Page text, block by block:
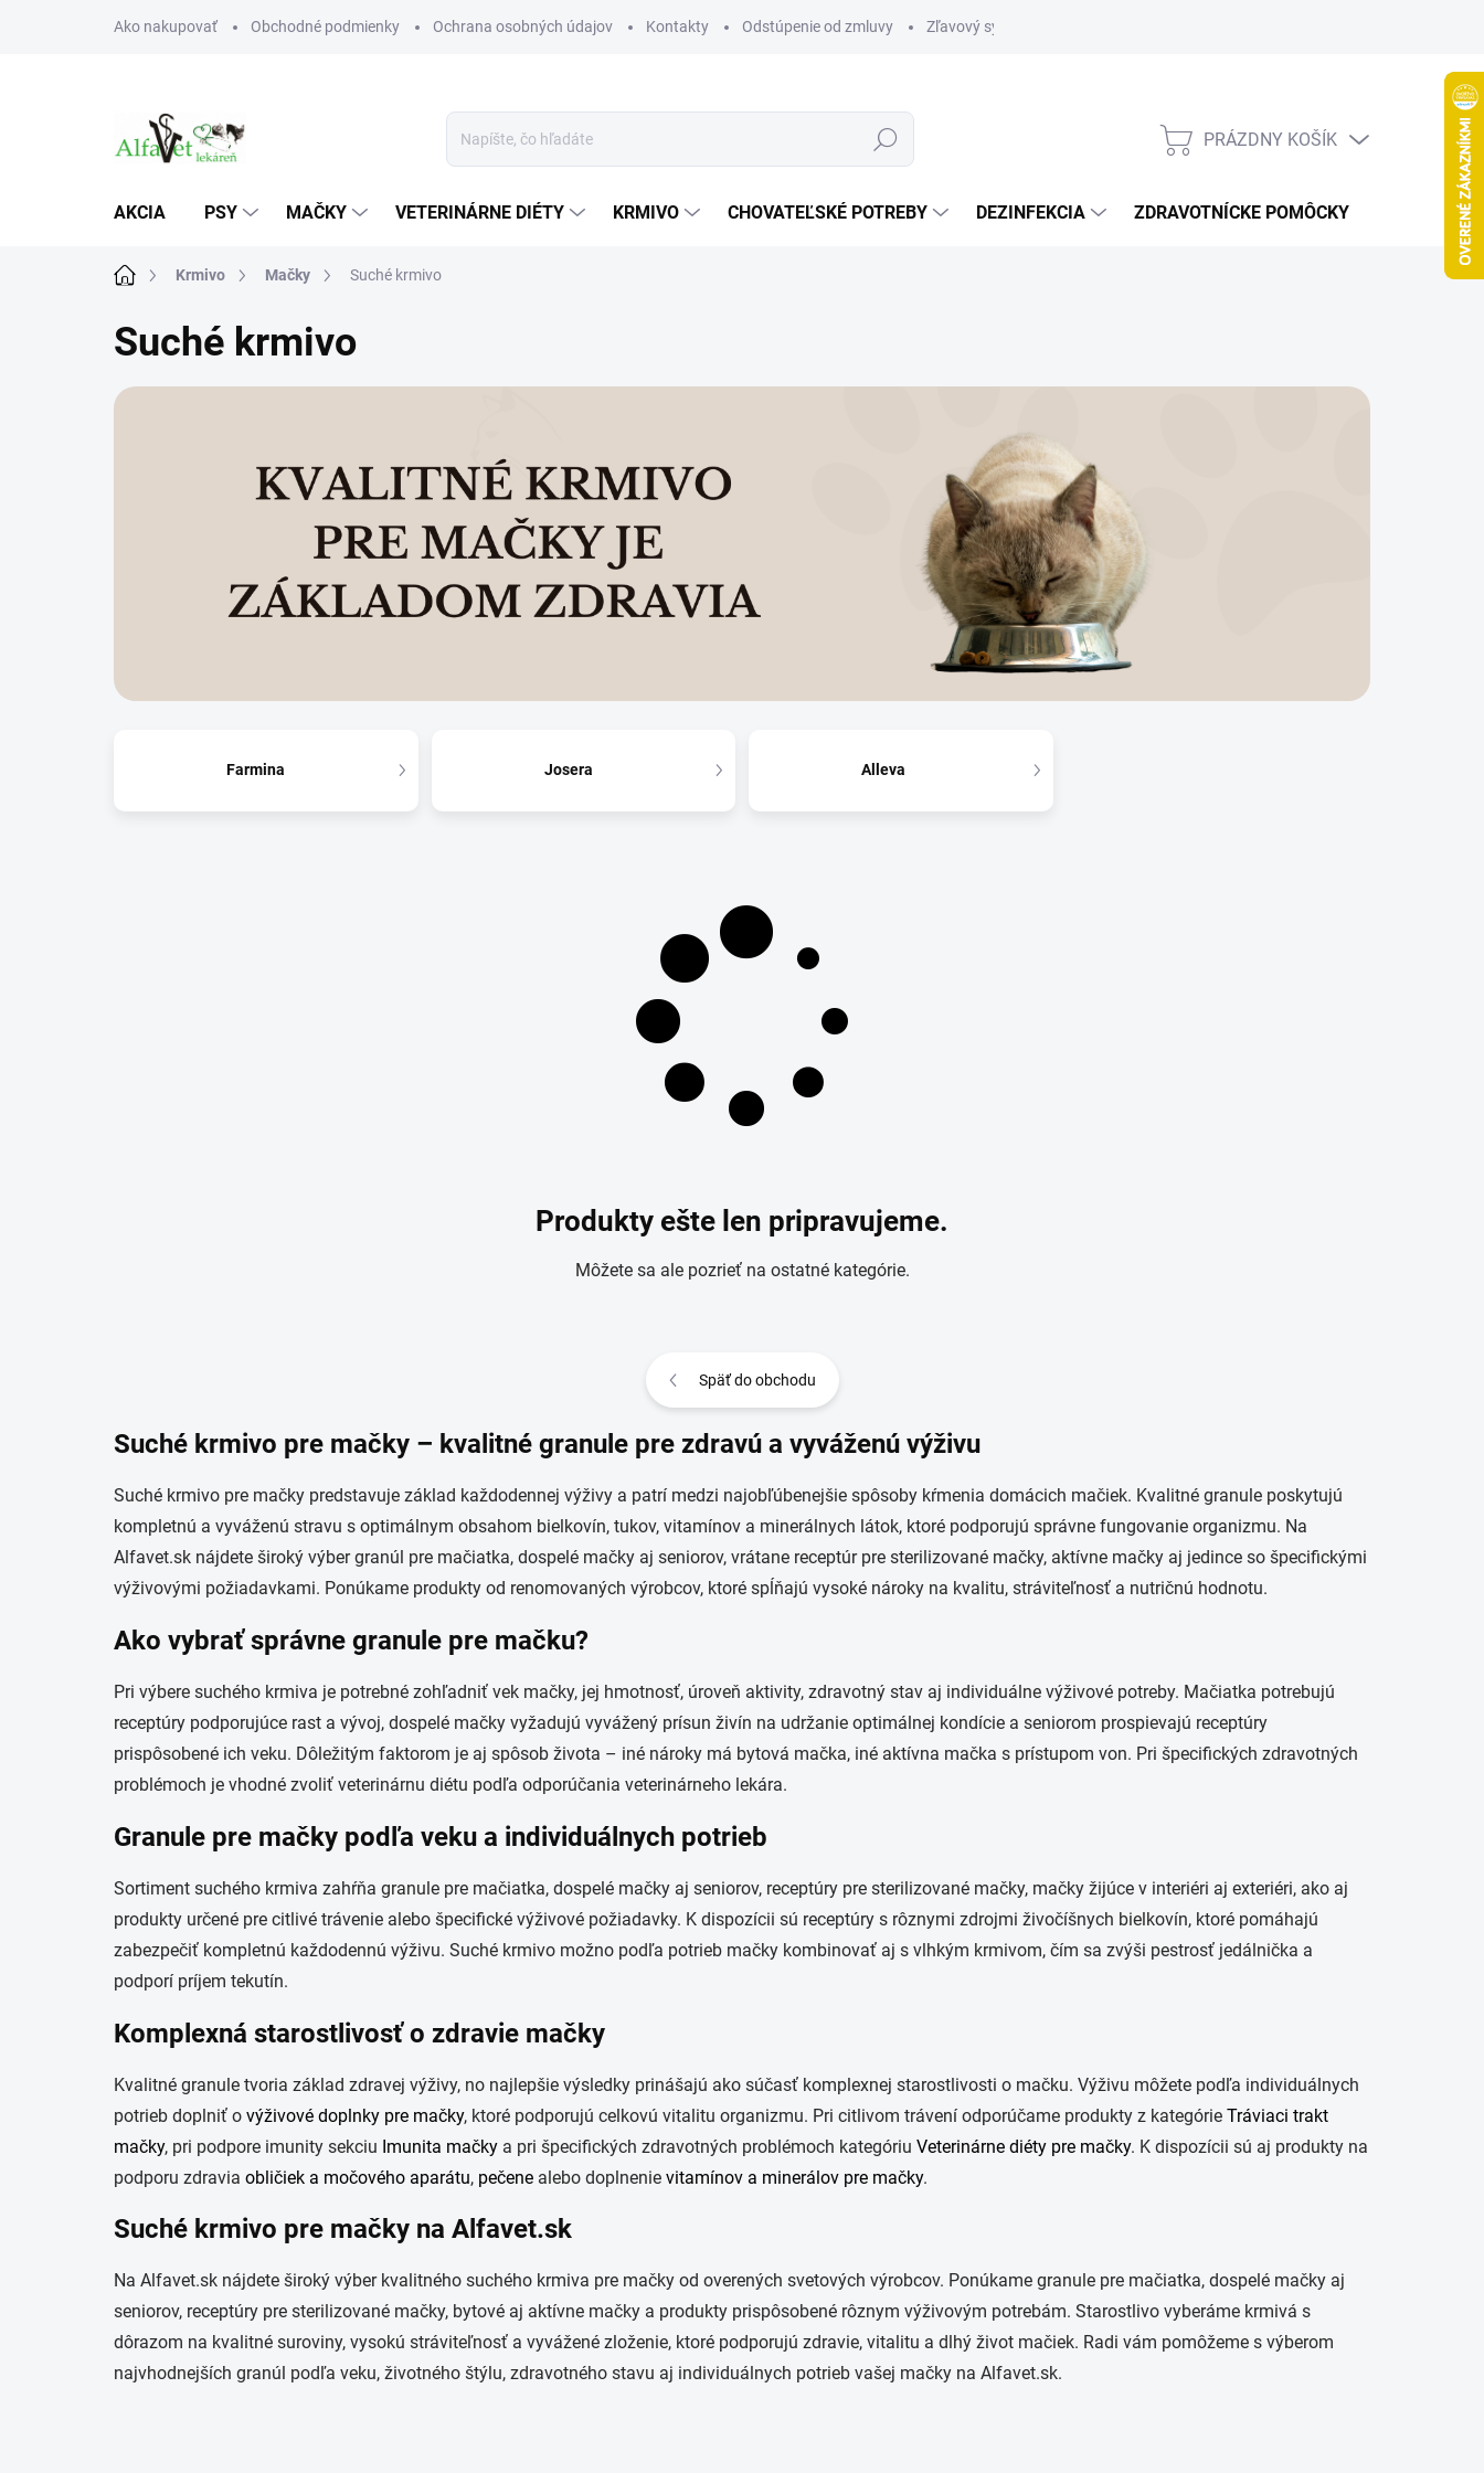
Ako nakupovať Obchodné podmienky Ochrana osobných údajov Kontakty Odstúpenie od zmluvy Zľavový systém
Hľadať
NÁKUPNÝ
PRÁZDNY KOŠÍK
AKCIA PSY MAČKY VETERINÁRNE DIÉTY KRMIVO CHOVATEĽSKÉ POTREBY DEZINFEKCIA ZDRAVOTNÍCKE POMÔCKY
DomovKrmivo Mačky Suché krmivo
Suché krmivo
Farmina Josera Alleva
Produkty ešte len pripravujeme.
Môžete sa ale pozrieť na ostatné kategórie.
Späť do obchodu
Suché krmivo pre mačky – kvalitné granule pre zdravú a vyváženú výživu
Suché krmivo pre mačky predstavuje základ každodennej výživy a patrí medzi najobľúbenejšie spôsoby kŕmenia domácich mačiek. Kvalitné granule poskytujú
kompletnú a vyváženú stravu s optimálnym obsahom bielkovín, tukov, vitamínov a minerálnych látok, ktoré podporujú správne fungovanie organizmu. Na
Alfavet.sk nájdete široký výber granúl pre mačiatka, dospelé mačky aj seniorov, vrátane receptúr pre sterilizované mačky, aktívne mačky aj jedince so špecifickými
výživovými požiadavkami. Ponúkame produkty od renomovaných výrobcov, ktoré spĺňajú vysoké nároky na kvalitu, stráviteľnosť a nutričnú hodnotu.
Ako vybrať správne granule pre mačku?
Pri výbere suchého krmiva je potrebné zohľadniť vek mačky, jej hmotnosť, úroveň aktivity, zdravotný stav aj individuálne výživové potreby. Mačiatka potrebujú
receptúry podporujúce rast a vývoj, dospelé mačky vyžadujú vyvážený prísun živín na udržanie optimálnej kondície a seniorom prospievajú receptúry
prispôsobené ich veku. Dôležitým faktorom je aj spôsob života – iné nároky má bytová mačka, iné aktívna mačka s prístupom von. Pri špecifických zdravotných
problémoch je vhodné zvoliť veterinárnu diétu podľa odporúčania veterinárneho lekára.
Granule pre mačky podľa veku a individuálnych potrieb
Sortiment suchého krmiva zahŕňa granule pre mačiatka, dospelé mačky aj seniorov, receptúry pre sterilizované mačky, mačky žijúce v interiéri aj exteriéri, ako aj
produkty určené pre citlivé trávenie alebo špecifické výživové požiadavky. K dispozícii sú receptúry s rôznymi zdrojmi živočíšnych bielkovín, ktoré pomáhajú
zabezpečiť kompletnú každodennú výživu. Suché krmivo možno podľa potrieb mačky kombinovať aj s vlhkým krmivom, čím sa zvýši pestrosť jedálnička a
podporí príjem tekutín.
Komplexná starostlivosť o zdravie mačky
Kvalitné granule tvoria základ zdravej výživy, no najlepšie výsledky prinášajú ako súčasť komplexnej starostlivosti o mačku. Výživu môžete podľa individuálnych
potrieb doplniť o výživové doplnky pre mačky, ktoré podporujú celkovú vitalitu organizmu. Pri citlivom trávení odporúčame produkty z kategórie Tráviaci trakt
mačky, pri podpore imunity sekciu Imunita mačky a pri špecifických zdravotných problémoch kategóriu Veterinárne diéty pre mačky. K dispozícii sú aj produkty na
podporu zdravia obličiek a močového aparátu, pečene alebo doplnenie vitamínov a minerálov pre mačky.
Suché krmivo pre mačky na Alfavet.sk
Na Alfavet.sk nájdete široký výber kvalitného suchého krmiva pre mačky od overených svetových výrobcov. Ponúkame granule pre mačiatka, dospelé mačky aj
seniorov, receptúry pre sterilizované mačky, bytové aj aktívne mačky a produkty prispôsobené rôznym výživovým potrebám. Starostlivo vyberáme krmivá s
dôrazom na kvalitné suroviny, vysokú stráviteľnosť a vyvážené zloženie, ktoré podporujú zdravie, vitalitu a dlhý život mačiek. Radi vám pomôžeme s výberom
najvhodnejších granúl podľa veku, životného štýlu, zdravotného stavu aj individuálnych potrieb vašej mačky na Alfavet.sk.